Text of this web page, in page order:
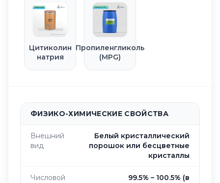
Цитиколин
натрия
Пропиленгликоль
(MPG)
ФИЗИКО-ХИМИЧЕСКИЕ СВОЙСТВА
Внешний
вид
Белый кристаллический
порошок или бесцветные
кристаллы
Числовой
99.5% – 100.5% (в